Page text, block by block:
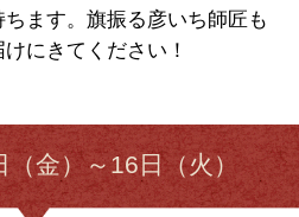
時公演に15年渋谷ら
15年創作大賞の玉川